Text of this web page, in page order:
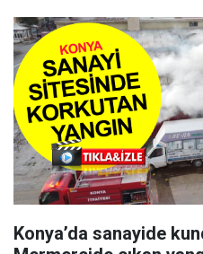
Konya’da sanayide